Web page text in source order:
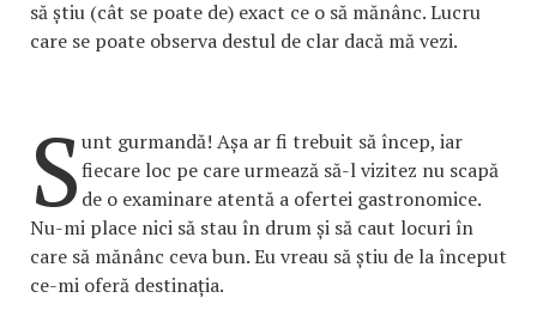
să știu (cât se poate de) exact ce o să mănânc. Lucru
care se poate observa destul de clar dacă mă vezi.
Sunt gurmandă! Așa ar fi trebuit să încep, iar
fiecare loc pe care urmează să-l vizitez nu scapă
de o examinare atentă a ofertei gastronomice.
Nu-mi place nici să stau în drum și să caut locuri în
care să mănânc ceva bun. Eu vreau să știu de la început
ce-mi oferă destinația.